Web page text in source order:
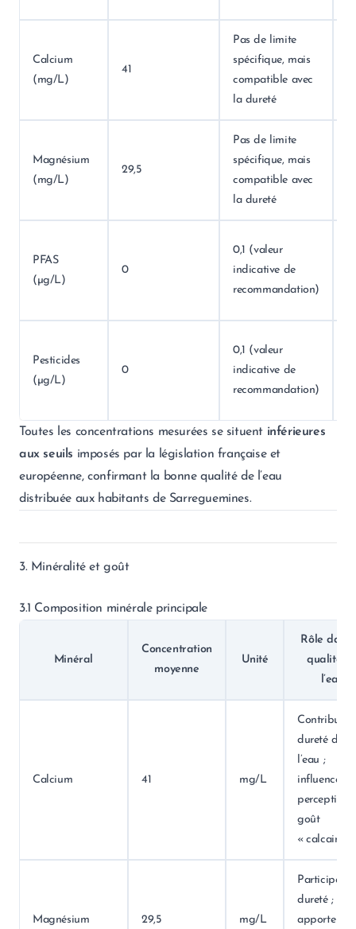
Calcium
(mg/L)
41
Pas de limite
spécifique, mais
compatible avec
la dureté
Magnésium
(mg/L)
29,5
Pas de limite
spécifique, mais
compatible avec
la dureté
PFAS
(µg/L)
0
0,1 (valeur
indicative de
recommandation)
Pesticides
(µg/L)
0
0,1 (valeur
indicative de
recommandation)
Toutes les concentrations mesurées se situent inférieures
aux seuils imposés par la législation française et
européenne, confirmant la bonne qualité de l’eau
distribuée aux habitants de Sarreguemines.
3. Minéralité et goût
3.1 Composition minérale principale
Minéral
Concentration
moyenne
Unité
Rôle dans
qualité
l’eau
Calcium 41 mg/L
Contribue
dureté de
l’eau ;
influence la
perception
goût
« calcaire ».
Magnésium 29,5 mg/L
Participe à
dureté ;
apporte un